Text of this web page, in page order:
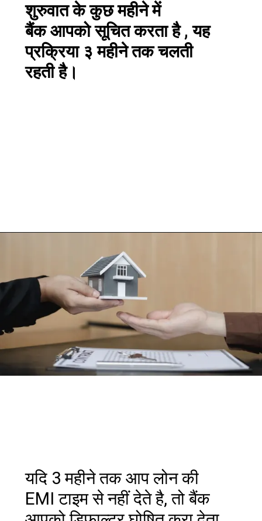
शुरुवात के कुछ महीने में
बैंक आपको सूचित करता है , यह
प्रक्रिया ३ महीने तक चलती
रहती है।
यदि 3 महीने तक आप लोन की
EMI टाइम से नहीं देते है, तो बैंक